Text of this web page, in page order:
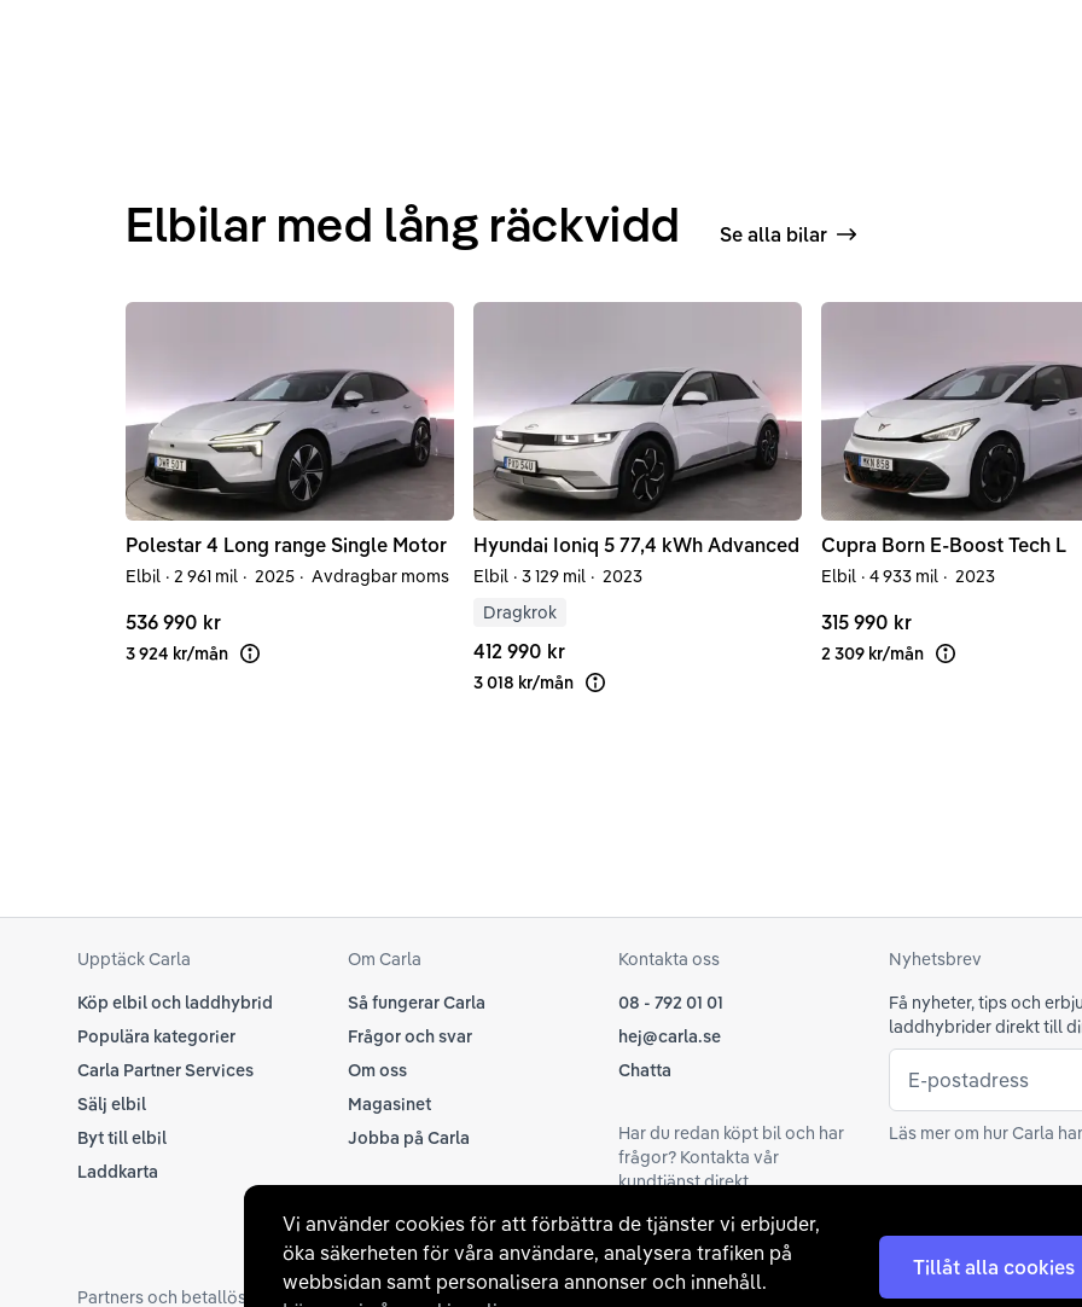
Vi använder cookies för att förbättra de tjänster vi erbjuder,
öka säkerheten för våra användare, analysera trafiken på
webbsidan samt personalisera annonser och innehåll.
Tillåt alla cookies
Elbilar med lång räckvidd Se alla bilar
Polestar 4 Long range Single Motor
Elbil · 2 961 mil · 2025 · Avdragbar moms
536 990 kr
3 924 kr/mån Läs mer om finansiering
Hyundai Ioniq 5 77,4 kWh Advanced
Elbil · 3 129 mil · 2023
Dragkrok
412 990 kr
3 018 kr/mån Läs mer om finansiering
Cupra Born E-Boost Tech L
Elbil · 4 933 mil · 2023
315 990 kr
2 309 kr/mån Läs mer om
Upptäck Carla
Köp elbil och laddhybrid
Populära kategorier
Carla Partner Services
Sälj elbil
Byt till elbil
Laddkarta
Om Carla
Så fungerar Carla
Frågor och svar
Om oss
Magasinet
Jobba på Carla
Kontakta oss
08 - 792 01 01
hej@carla.se
Chatta
Har du redan köpt bil och har
frågor? Kontakta vår
kundtjänst direkt.
support@carla.se
Nyhetsbrev
Få nyheter, tips och
laddhybrider direkt till
E-postadress
Läs mer om hur Carla
Partners och betallösningar Medlemskap och